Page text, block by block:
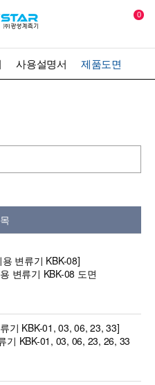
0
사용설명서 제품도면
변류기 KBK-08]
변류기 KBK-08 도면
기 KBK-01, 03, 06, 23, 33]
기 KBK-01, 03, 06, 23, 26, 33